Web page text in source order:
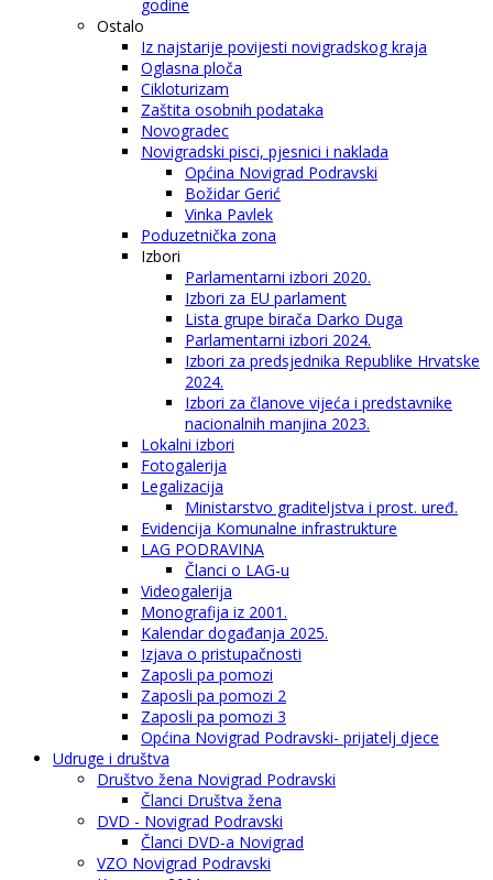
godine
Ostalo
Iz najstarije povijesti novigradskog kraja
Oglasna ploča
Cikloturizam
Zaštita osobnih podataka
Novogradec
Novigradski pisci, pjesnici i naklada
Općina Novigrad Podravski
Božidar Gerić
Vinka Pavlek
Poduzetnička zona
Izbori
Parlamentarni izbori 2020.
Izbori za EU parlament
Lista grupe birača Darko Duga
Parlamentarni izbori 2024.
Izbori za predsjednika Republike Hrvatske
2024.
Izbori za članove vijeća i predstavnike
nacionalnih manjina 2023.
Lokalni izbori
Fotogalerija
Legalizacija
Ministarstvo graditeljstva i prost. uređ.
Evidencija Komunalne infrastrukture
LAG PODRAVINA
Članci o LAG-u
Videogalerija
Monografija iz 2001.
Kalendar događanja 2025.
Izjava o pristupačnosti
Zaposli pa pomozi
Zaposli pa pomozi 2
Zaposli pa pomozi 3
Općina Novigrad Podravski- prijatelj djece
Udruge i društva
Društvo žena Novigrad Podravski
Članci Društva žena
DVD - Novigrad Podravski
Članci DVD-a Novigrad
VZO Novigrad Podravski